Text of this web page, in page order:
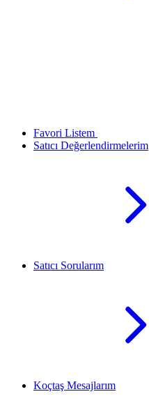
Favori Listem
Satıcı Değerlendirmelerim
Satıcı Sorularım
Koçtaş Mesajlarım